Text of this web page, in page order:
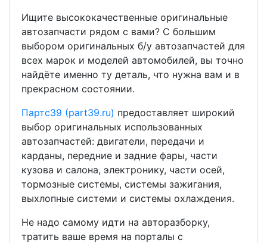
Ищите высококачественные оригинальные
автозапчасти рядом с вами? С большим
выбором оригинальных б/у автозапчастей для
всех марок и моделей автомобилей, вы точно
найдёте именно ту деталь, что нужна вам и в
прекрасном состоянии.
Партс39 (part39.ru) предоставляет широкий
выбор оригинальных использованных
автозапчастей: двигатели, передачи и
карданы, передние и задние фары, части
кузова и салона, электронику, части осей,
тормозные системы, системы зажигания,
выхлопные системи и системы охлаждения.
Не надо самому идти на авторазборку,
тратить ваше время на порталы с